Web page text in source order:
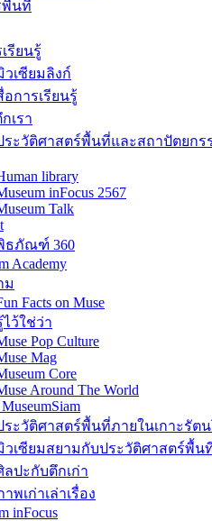
พื้นที่
รียนรู้
วเซียมลิงก์
อการเรียนรู้
เรา
ระวัติศาสตร์พื้นที่และสถาปัตยกร
library
inFocus 2567
Talk
ธภัณฑ์ 360
Academy
ม
Facts on Muse
ไว้ใช่ว่า
Pop Culture
Mag
Core
Around The World
ระวัติศาสตร์พื้นที่ภายในเกาะรัต
วเซียมสยามกับประวัติศาสตร์พื้น
ลปะกับตึกเก่า
าพเก่าเล่าเรื่อง
inFocus